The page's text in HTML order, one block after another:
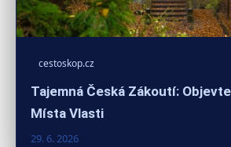
cestoskop.cz
Tajemná Česká Zákoutí:
Místa Vlasti
29. 6. 2026